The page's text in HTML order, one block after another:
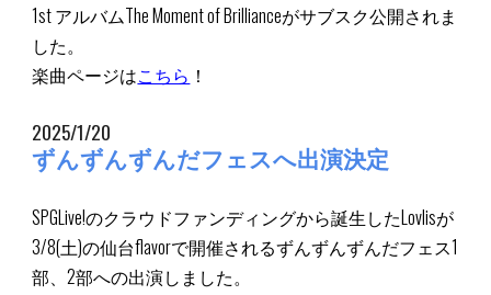
1st アルバムThe Moment of Brillianceがサブスク公開されま
した。
楽曲ページはこちら ！
2025/1/20
ずんずんずんだフェスへ出演決定
SPGLive!のクラウドファンディングから誕生したLovlisが
3/8(土)の仙台flavorで開催されるずんずんずんだフェス1
部、2部への出演しました。